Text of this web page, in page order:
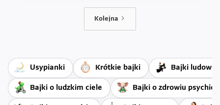
Kolejna
Usypianki Krótkie bajki Bajki ludowe
Bajki o ludzkim ciele Bajki o zdrowiu